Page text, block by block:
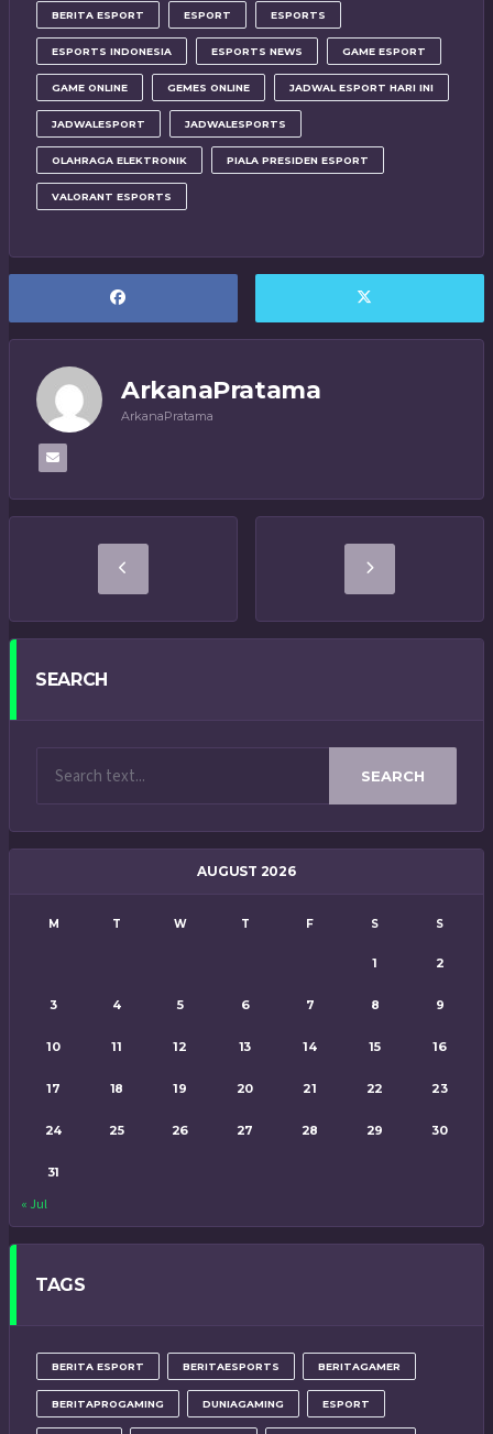
BERITA ESPORT ESPORT ESPORTS
ESPORTS INDONESIA ESPORTS NEWS GAME ESPORT
GAME ONLINE GEMES ONLINE JADWAL ESPORT HARI INI
JADWALESPORT JADWALESPORTS
OLAHRAGA ELEKTRONIK PIALA PRESIDEN ESPORT
VALORANT ESPORTS
ArkanaPratama
ArkanaPratama
SEARCH
SEARCH
AUGUST 2026
M T W T F S S
1 2
3 4 5 6 7 8 9
10 11 12 13 14 15 16
17 18 19 20 21 22 23
24 25 26 27 28 29 30
31
« Jul
TAGS
BERITA ESPORT BERITAESPORTS BERITAGAMER
BERITAPROGAMING DUNIAGAMING ESPORT